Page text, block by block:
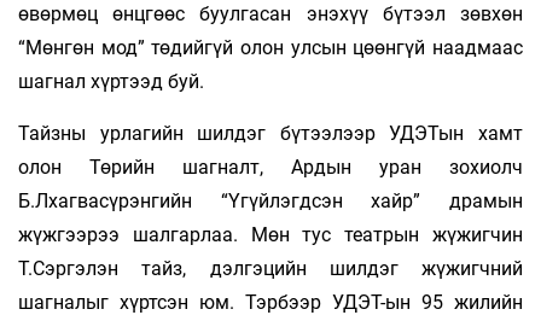
өвөрмөц өнцгөөс буулгасан энэхүү бүтээл зөвхөн
“Мөнгөн мод” төдийгүй олон улсын цөөнгүй наадмаас
шагнал хүртээд буй.
Тайзны урлагийн шилдэг бүтээлээр УДЭТын хамт
олон Төрийн шагналт, Ардын уран зохиолч
Б.Лхагвасүрэнгийн “Үгүйлэгдсэн хайр” драмын
жүжгээрээ шалгарлаа. Мөн тус театрын жүжигчин
Т.Сэргэлэн тайз, дэлгэцийн шилдэг жүжигчний
шагналыг хүртсэн юм. Тэрбээр УДЭТ-ын 95 жилийн